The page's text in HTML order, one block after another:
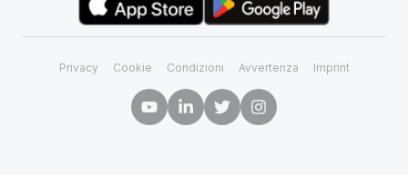
Privacy Cookie Condizioni Avvertenza Imprint